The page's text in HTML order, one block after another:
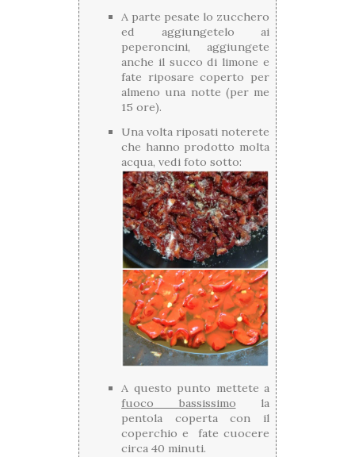
A parte pesate lo zucchero
ed aggiungetelo ai
peperoncini, aggiungete
anche il succo di limone e
fate riposare coperto per
almeno una notte (per me
15 ore).
Una volta riposati noterete
che hanno prodotto molta
acqua, vedi foto sotto:
A questo punto mettete a
fuoco bassissimo la
pentola coperta con il
coperchio e fate cuocere
circa 40 minuti.